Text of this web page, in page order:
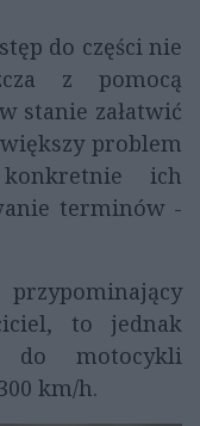
do części nie
z pomocą
stanie załatwić
problem
ich
terminów -
to jednak
do motocykli
km/h.